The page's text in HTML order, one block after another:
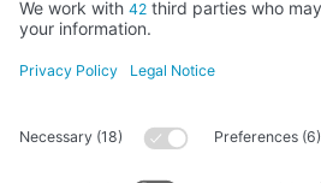
FUNDACIÓN SANTA MARÍA LA REAL DEL